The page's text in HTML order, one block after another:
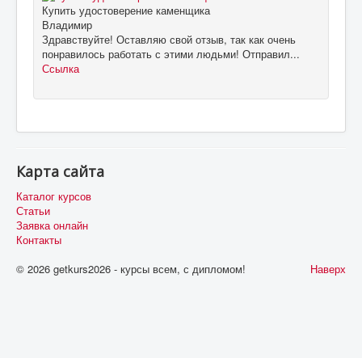
Купить удостоверение каменщика
Владимир
Здравствуйте! Оставляю свой отзыв, так как очень
понравилось работать с этими людьми! Отправил...
Ссылка
Карта сайта
Каталог курсов
Статьи
Заявка онлайн
Контакты
Наверх
© 2026 getkurs2026 - курсы всем, с дипломом!